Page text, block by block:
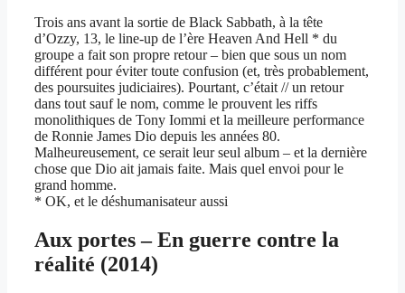
Trois ans avant la sortie de Black Sabbath, à la tête
d’Ozzy, 13, le line-up de l’ère Heaven And Hell * du
groupe a fait son propre retour – bien que sous un nom
différent pour éviter toute confusion (et, très probablement,
des poursuites judiciaires). Pourtant, c’était // un retour
dans tout sauf le nom, comme le prouvent les riffs
monolithiques de Tony Iommi et la meilleure performance
de Ronnie James Dio depuis les années 80.
Malheureusement, ce serait leur seul album – et la dernière
chose que Dio ait jamais faite. Mais quel envoi pour le
grand homme.
* OK, et le déshumanisateur aussi
Aux portes – En guerre contre la
réalité (2014)